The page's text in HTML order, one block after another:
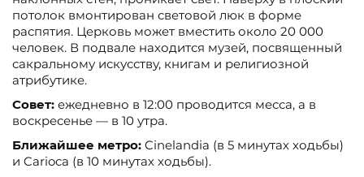
потолок вмонтирован световой люк в форме
распятия. Церковь может вместить около 20 000
человек. В подвале находится музей, посвященный
сакральному искусству, книгам и религиозной
атрибутике.
Совет: ежедневно в 12:00 проводится месса, а в
воскресенье — в 10 утра.
Ближайшее метро: Cinelandia (в 5 минутах ходьбы)
и Carioca (в 10 минутах ходьбы).